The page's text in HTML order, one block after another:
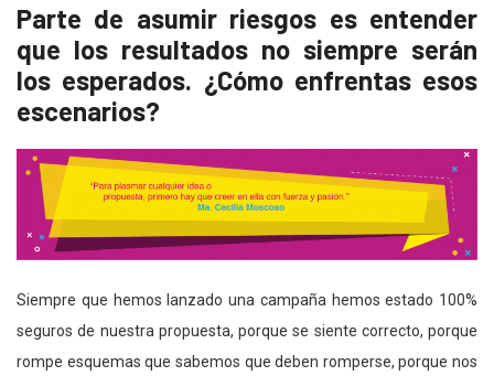
Parte de asumir riesgos es entender
que los resultados no siempre serán
los esperados. ¿Cómo enfrentas esos
escenarios?
Siempre que hemos lanzado una campaña hemos estado 100%
seguros de nuestra propuesta, porque se siente correcto, porque
rompe esquemas que sabemos que deben romperse, porque nos